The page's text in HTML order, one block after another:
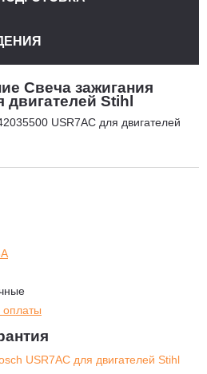
Свеча зажигания
Stihl
USR7AC для двигателей
оплаты